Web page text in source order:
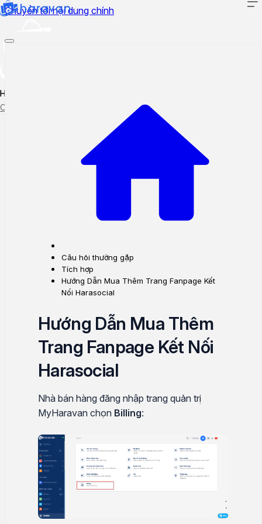
Chuyển tới nội dung chính
Hướng dẫn sử dụng
Cập nhật tính năng mới
Theo dõi ticket
Câu hỏi thường gặp
Tích hợp
Hướng Dẫn Mua Thêm Trang Fanpage Kết
Nối Harasocial
Hướng Dẫn Mua Thêm
Trang Fanpage Kết Nối
Harasocial
Nhà bán hàng đăng nhập trang quản trị
MyHaravan chọn Billing: